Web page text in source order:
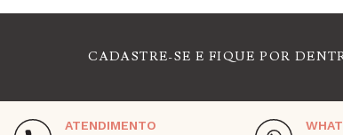
CADASTRE-SE E FIQUE POR
ATENDIMENTO